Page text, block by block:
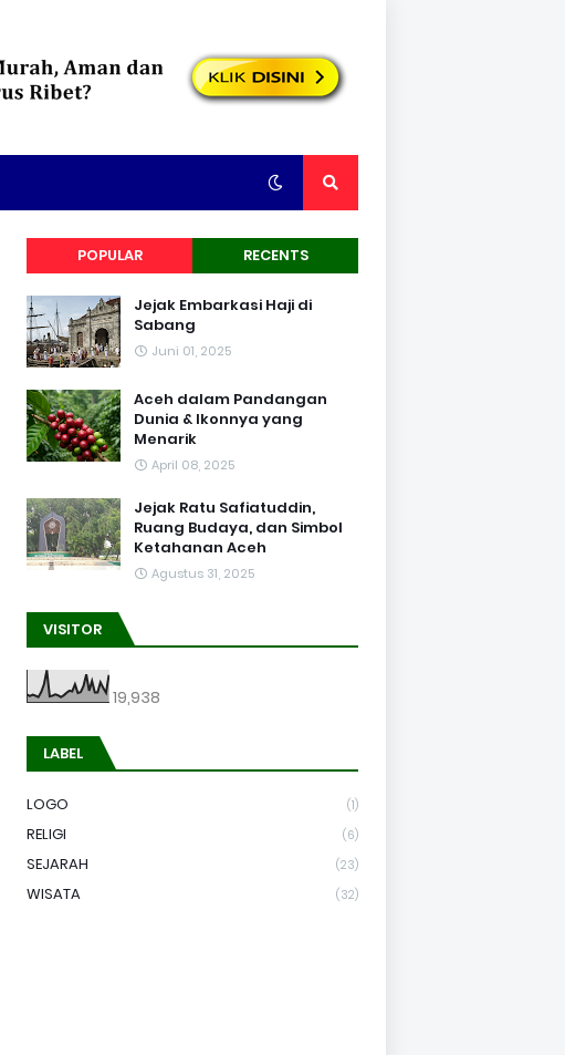
POPULAR RECENTS
Jejak Embarkasi Haji di
Sabang
Juni 01, 2025
Aceh dalam Pandangan
Dunia & Ikonnya yang
Menarik
April 08, 2025
Jejak Ratu Safiatuddin,
Ruang Budaya, dan Simbol
Ketahanan Aceh
Agustus 31, 2025
VISITOR
19,938
LABEL
LOGO (1)
RELIGI (6)
SEJARAH (23)
WISATA (32)